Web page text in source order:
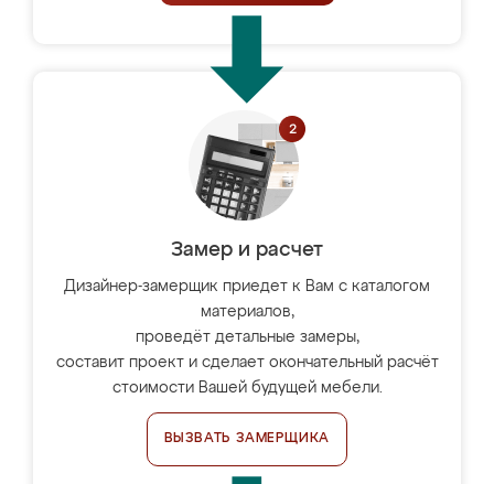
Замер и расчет
Дизайнер-замерщик приедет к Вам с каталогом
материалов,
проведёт детальные замеры,
составит проект и сделает окончательный расчёт
стоимости Вашей будущей мебели.
ВЫЗВАТЬ ЗАМЕРЩИКА